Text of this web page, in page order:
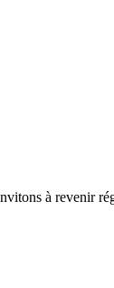
à revenir